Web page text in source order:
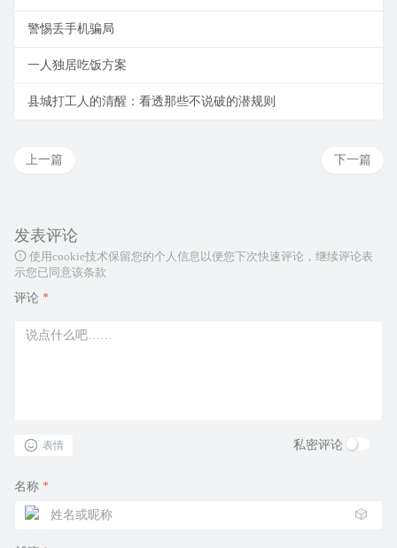
警惕丢手机骗局
一人独居吃饭方案
县城打工人的清醒：看透那些不说破的潜规则
下一篇
上一篇
发表评论
使用cookie技术保留您的个人信息以便您下次快速评论，继续评论表
示您已同意该条款
评论 *
表情 私密评论
名称 *
🎲